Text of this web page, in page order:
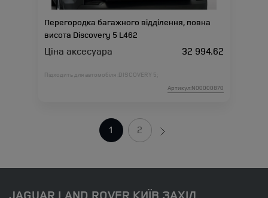
Перегородка багажного відділення, повна
висота Discovery 5 L462
Ціна аксесуара 32 994.62
Підходить для автомобіля : DISCOVERY 5;
Артикул:N00000870
1 2
JAGUAR LAND ROVER КИЇВ ЗАХІД